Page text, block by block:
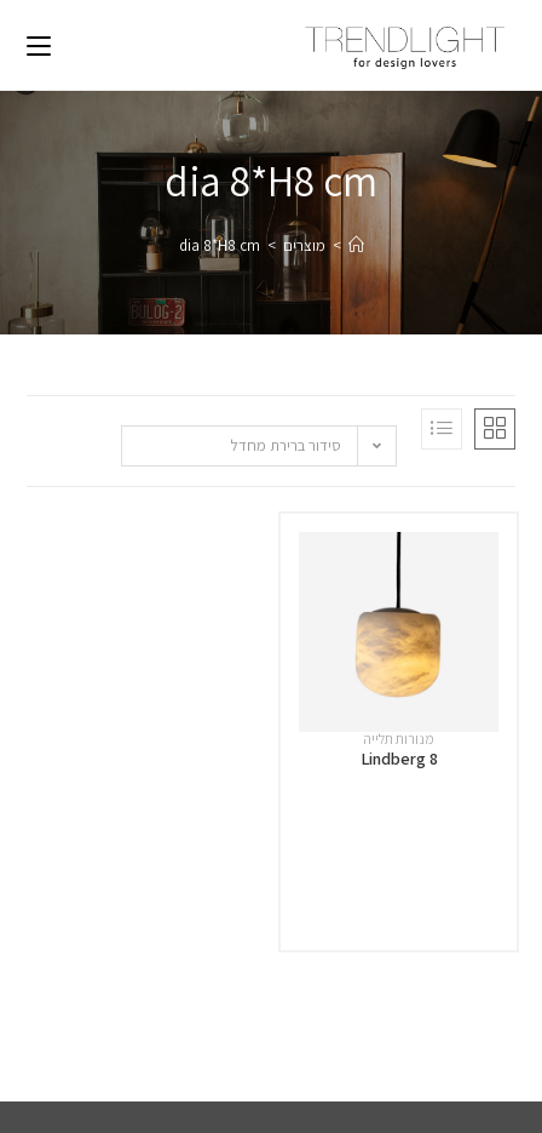
dia 8*H8 cm
> מוצרים >
dia 8*H8 cm
סידור ברירת מחדל
מנורות תלייה
Lindberg 8